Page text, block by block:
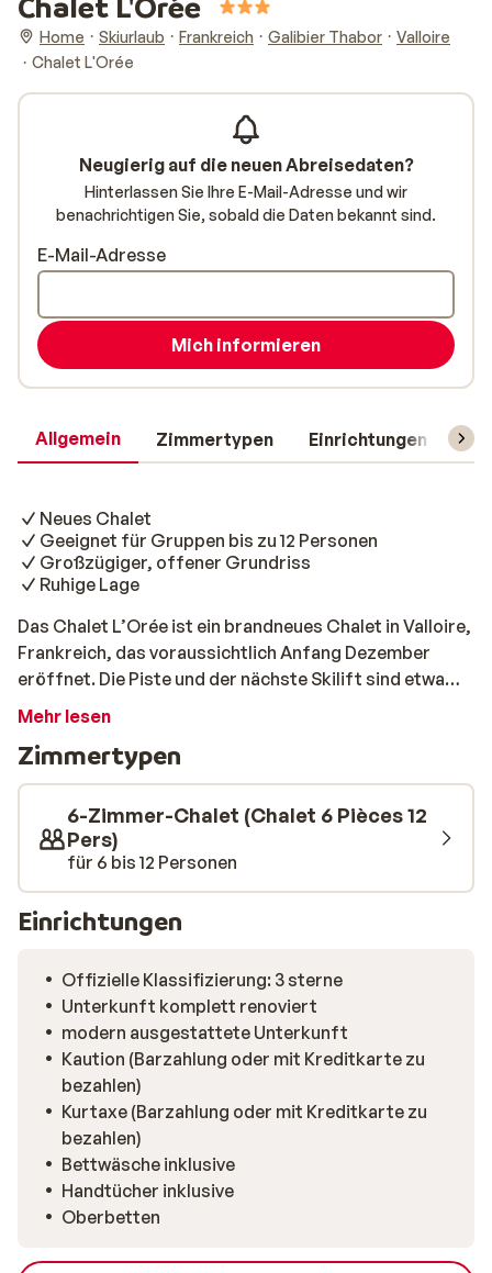
Home Skiurlaub Frankreich Galibier Thabor
Valloire
Chalet L'Orée
Allgemein Zimmertypen Einrichtungen
Neues Chalet
Geeignet für Gruppen bis zu 12 Personen
Großzügiger, offener Grundriss
Ruhige Lage
Das Chalet L’Orée ist ein brandneues Chalet in Valloire,
Frankreich, das voraussichtlich Anfang Dezember
eröffnet. Die Piste und der nächste Skilift sind etwa
800 Meter entfernt, und die Skibushaltestelle erreichst
im Skigebiet. Dieses moderne Chalet verbindet einen
frischen, zeitgemäßen Stil mit dem warmen Flair einer
traditionellen Berghütte – perfekt für alle, die Komfort
und Atmosphäre schätzen. Mit fünf Schlafzimmern,
drei Badezimmern und einer voll ausgestatteten Küche
bietet es reichlich Platz für Gruppen von bis zu zwölf
Personen. Die stilvolle Einrichtung – mit offenem
Wohnbereich – sorgt für eine gesellige und entspannte
Stimmung, in der sich alle sofort wohlfühlen. Auf der
großzügigen Terrasse atmest du morgens die klare
Bergluft und genießt den Blick auf die verschneite
Umgebung. Die Küche lässt keine Wünsche offen:
ausgestattet mit Backofen, Mikrowelle,
Geschirrspüler, Kaffeemaschine sowie
Waschmaschine und Trockner. Nach dem Skifahren
kannst du herrlich bei einer warmen Dusche oder einem
Bad entspannen, während die Skisocken auf der
Heizung trocknen. Praktisch: Bettwäsche und
Chalet befindet sich in einem ruhigen Viertel, etwa
Mehr lesen
Zimmertypen
6-Zimmer-Chalet (Chalet 6 Pièces 12
Pers)
für 6 bis 12 Personen
Einrichtungen
Offizielle Klassifizierung: 3 sterne
Unterkunft komplett renoviert
modern ausgestattete Unterkunft
Kaution (Barzahlung oder mit Kreditkarte zu
bezahlen)
Kurtaxe (Barzahlung oder mit Kreditkarte zu
bezahlen)
Bettwäsche inklusive
Handtücher inklusive
Oberbetten
Neugierig auf die neuen Abreisedaten?
Hinterlassen Sie Ihre E-Mail-Adresse und wir
benachrichtigen Sie, sobald die Daten bekannt sind.
E-Mail-Adresse
Mich informieren